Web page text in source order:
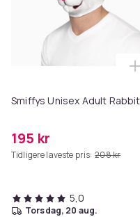
Smiffys Unisex Adult
195 kr
Tidligere laveste pris: 208 kr
5,0
torsdag, 20 aug.